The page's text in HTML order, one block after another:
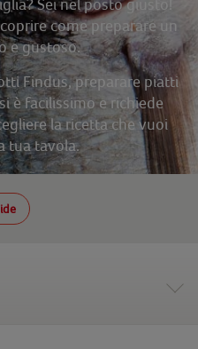
Sei nel posto giusto!
come preparare un
e gustoso.
Findus, preparare piatti
è facilissimo e richiede
la ricetta che vuoi
tua tavola.